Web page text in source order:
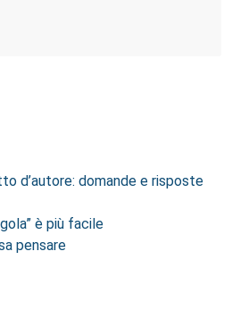
d’autore: domande e risposte
è più facile
pensare